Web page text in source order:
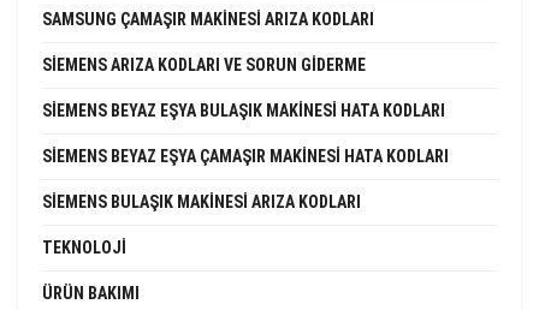
SAMSUNG ÇAMAŞIR MAKINESI ARIZA KODLARI
SIEMENS ARIZA KODLARI VE SORUN GIDERME
SIEMENS BEYAZ EŞYA BULAŞIK MAKINESI HATA KODLARI
SIEMENS BEYAZ EŞYA ÇAMAŞIR MAKINESI HATA KODLARI
SIEMENS BULAŞIK MAKINESI ARIZA KODLARI
TEKNOLOJI
ÜRÜN BAKIMI